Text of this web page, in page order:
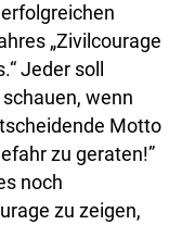
„Zivilcourage
Jeder soll
wenn
Motto
zu geraten!”
noch
zu zeigen,